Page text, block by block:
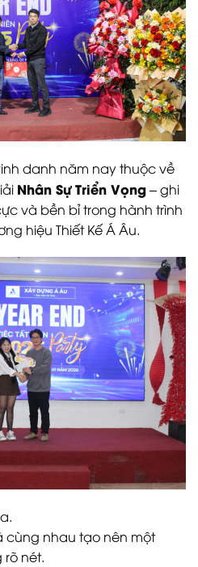
danh năm nay thuộc về
Nhân Sự Triển Vọng– ghi
và bền bỉ trong hành trình
hiệu Thiết Kế Á Âu.
cùng nhau tạo nên một
rõ nét.